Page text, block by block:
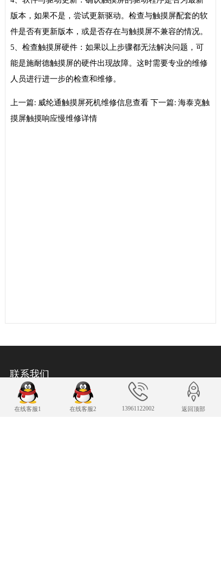
版本，如果不是，尝试更新驱动。检查与触摸屏配套的软
件是否有更新版本，或是否存在与触摸屏不兼容的情况。
5、检查触摸屏硬件：如果以上步骤都无法解决问题，可
能是施耐德触摸屏的硬件出现故障。这时需要专业的维修
人员进行进一步的检查和维修。
上一篇: 威纶通触摸屏死机维修信息查看 下一篇: 海泰克触
摸屏触摸响应慢维修详情
联系我们
24小时服务热线
13961122002
在线客服1 在线客服2 13961122002 返回顶部